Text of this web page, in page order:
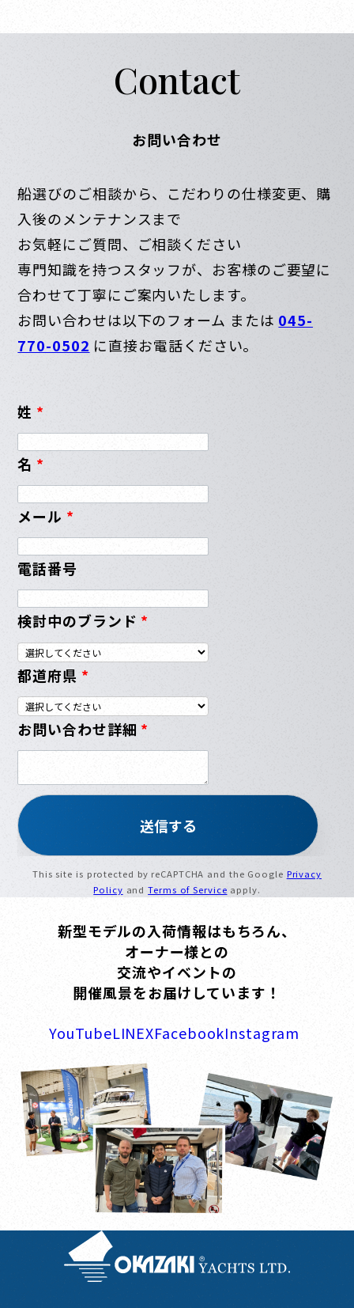
Contact
お問い合わせ
船選びのご相談から、こだわりの仕様変更、購
入後のメンテナンスまで
お気軽にご質問、ご相談ください
専門知識を持つスタッフが、お客様のご要望に
合わせて丁寧にご案内いたします。
お問い合わせは以下のフォーム または 045-
770-0502 に直接お電話ください。
姓 *
名 *
メール *
電話番号
検討中のブランド *
都道府県 *
お問い合わせ詳細 *
This site is protected by reCAPTCHA and the Google Privacy
Policy andTerms of Service apply.
新型モデルの入荷情報はもちろん、
オーナー様との
交流やイベントの
開催風景をお届けしています！
YouTubeLINEXFacebookInstagram